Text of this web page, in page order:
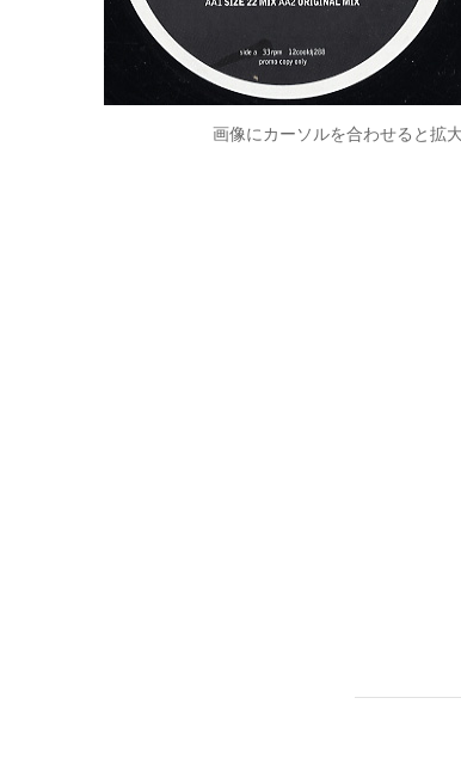
画像にカーソルを合わせると拡